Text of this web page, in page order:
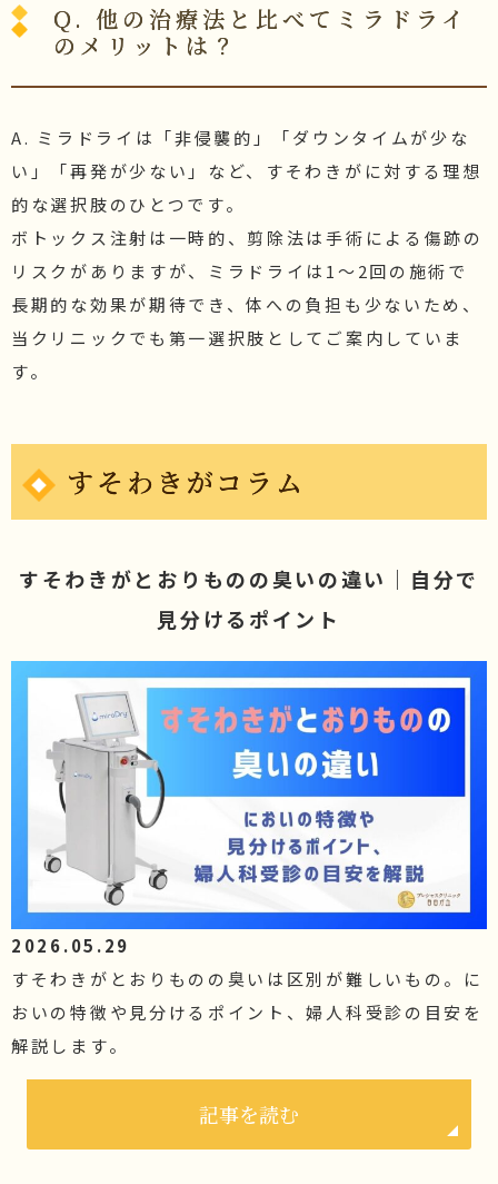
Q. 他の治療法と比べてミラドライ
のメリットは？
A. ミラドライは「非侵襲的」「ダウンタイムが少な
い」「再発が少ない」など、すそわきがに対する理想
的な選択肢のひとつです。
ボトックス注射は一時的、剪除法は手術による傷跡の
リスクがありますが、ミラドライは1～2回の施術で
長期的な効果が期待でき、体への負担も少ないため、
当クリニックでも第一選択肢としてご案内していま
す。
すそわきがコラム
すそわきがとおりものの臭いの違い｜自分で
見分けるポイント
2026.05.29
すそわきがとおりものの臭いは区別が難しいもの。に
おいの特徴や見分けるポイント、婦人科受診の目安を
解説します。
記事を読む